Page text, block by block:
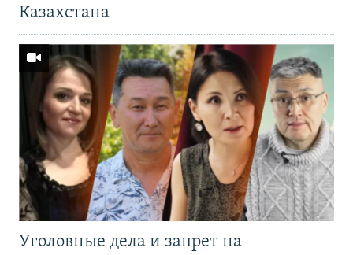
Казахстана
Уголовные дела и запрет на